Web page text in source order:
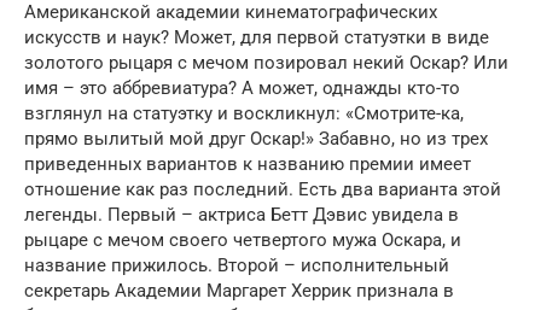
Американской академии кинематографических
искусств и наук? Может, для первой статуэтки в виде
золотого рыцаря с мечом позировал некий Оскар? Или
имя – это аббревиатура? А может, однажды кто-то
взглянул на статуэтку и воскликнул: «Смотрите-ка,
прямо вылитый мой друг Оскар!» Забавно, но из трех
приведенных вариантов к названию премии имеет
отношение как раз последний. Есть два варианта этой
легенды. Первый – актриса Бетт Дэвис увидела в
рыцаре с мечом своего четвертого мужа Оскара, и
название прижилось. Второй – исполнительный
секретарь Академии Маргарет Херрик признала в